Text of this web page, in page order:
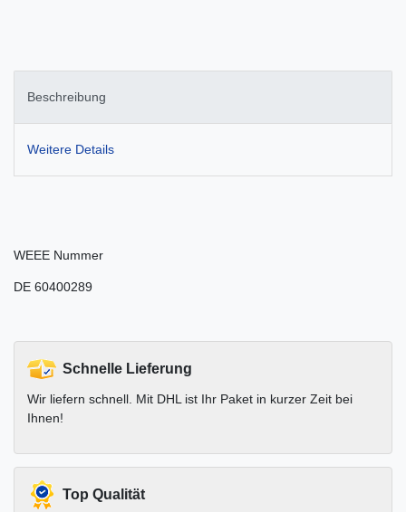
Beschreibung
Weitere Details
WEEE Nummer
DE 60400289
Schnelle Lieferung
Wir liefern schnell. Mit DHL ist Ihr Paket in kurzer Zeit bei
Ihnen!
Top Qualität